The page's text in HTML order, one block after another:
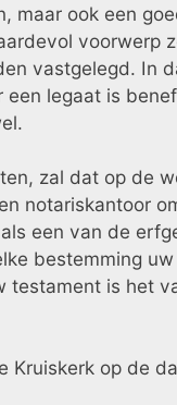
maar ook een
voorwerp
vastgelegd. In
legaat is
zal dat op de
notariskantoor
een van de
bestemming
testament is het
Kruiskerk op de